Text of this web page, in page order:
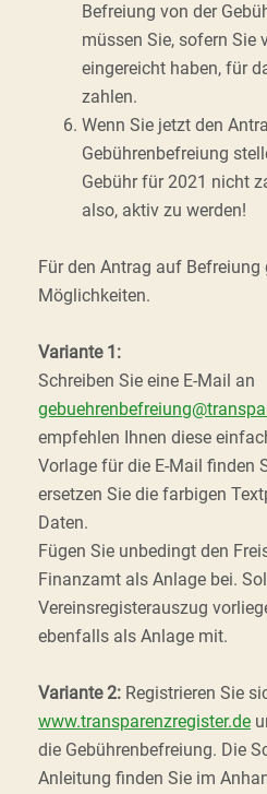
Befreiung von der
müssen Sie, sofern Sie
eingereicht haben, für
zahlen.
Wenn Sie jetzt den
Gebührenbefreiung
Gebühr für 2021 nicht
also, aktiv zu werden!
Für den Antrag auf Befreiung
Möglichkeiten.
Variante 1:
Schreiben Sie eine E-Mail an
empfehlen Ihnen diese
Vorlage für die E-Mail finden
ersetzen Sie die farbigen
Daten.
Fügen Sie unbedingt den
Finanzamt als Anlage bei.
Vereinsregisterauszug
ebenfalls als Anlage mit.
Variante 2: Registrieren Sie
www.transparenzregister.de
die Gebührenbefreiung. Die
Anleitung finden Sie im